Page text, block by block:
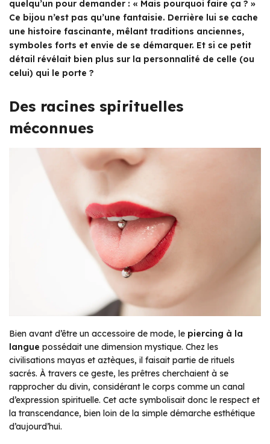
quelqu’un pour demander : « Mais pourquoi faire ça ? »
Ce bijou n’est pas qu’une fantaisie. Derrière lui se cache
une histoire fascinante, mêlant traditions anciennes,
symboles forts et envie de se démarquer. Et si ce petit
détail révélait bien plus sur la personnalité de celle (ou
celui) qui le porte ?
Des racines spirituelles
méconnues
Bien avant d’être un accessoire de mode, le piercing à la
langue possédait une dimension mystique. Chez les
civilisations mayas et aztèques, il faisait partie de rituels
sacrés. À travers ce geste, les prêtres cherchaient à se
rapprocher du divin, considérant le corps comme un canal
d’expression spirituelle. Cet acte symbolisait donc le respect et
la transcendance, bien loin de la simple démarche esthétique
d’aujourd’hui.